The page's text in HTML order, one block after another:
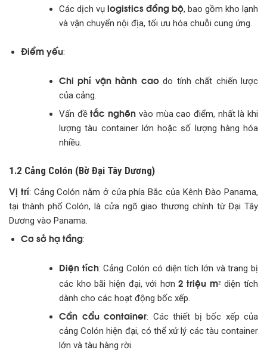
Các dịch vụ logistics đồng bộ, bao gồm kho lạnh
và vận chuyển nội địa, tối ưu hóa chuỗi cung ứng.
Điểm yếu:
Chi phí vận hành caodo tính chất chiến lược
của cảng.
Vấn đềtắc nghẽn vào mùa cao điểm, nhất là khi
lượng tàu container lớn hoặc số lượng hàng hóa
nhiều.
1.2 Cảng Colón (Bờ Đại Tây Dương)
Vị trí: Cảng Colón nằm ở cửa phía Bắc của Kênh Đào Panama,
tại thành phố Colón, là cửa ngõ giao thương chính từ Đại Tây
Dương vào Panama.
Cơ sở hạ tầng:
Diện tích: Cảng Colón có diện tích lớn và trang bị
các kho bãi hiện đại, với hơn2 triệu m²diện tích
dành cho các hoạt động bốc xếp.
Cần cẩu container: Các thiết bị bốc xếp của
cảng Colón hiện đại, có thể xử lý các tàu container
lớn và tàu hàng rời.